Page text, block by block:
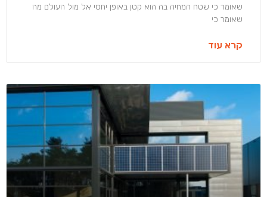
שאומר כי שטח המחיה בה הוא קטן באופן יחסי אל מול העולם מה
שאומר כי
קרא עוד